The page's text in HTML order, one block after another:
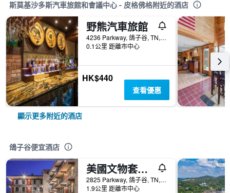
斯莫基沙多斯汽車旅館和會議中心 - 皮格佛格附近的酒店
野熊汽車旅館
4236 Parkway, 鴿子谷, TN, 美國
0.1公里 距離市中心
HK$440
查看優惠
顯示更多附近的酒店
鴿子谷便宜酒店
美國文物套房酒店 - 皮格佛格
2825 Parkway, 鴿子谷, TN, 美國
1.9公里 距離市中心